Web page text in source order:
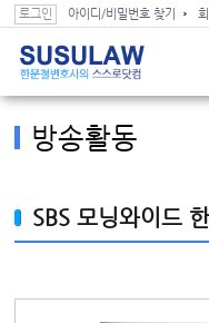
스스
스스로닷
로그인 아이디/비밀번호 찾기
방송활동
SBS 모닝와이드